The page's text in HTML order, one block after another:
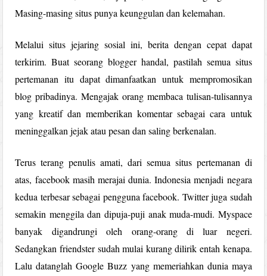
Masing-masing situs punya keunggulan dan kelemahan.
Melalui situs jejaring sosial ini, berita dengan cepat dapat
terkirim. Buat seorang blogger handal, pastilah semua situs
pertemanan itu dapat dimanfaatkan untuk mempromosikan
blog pribadinya. Mengajak orang membaca tulisan-tulisannya
yang kreatif dan memberikan komentar sebagai cara untuk
meninggalkan jejak atau pesan dan saling berkenalan.
Terus terang penulis amati, dari semua situs pertemanan di
atas, facebook masih merajai dunia. Indonesia menjadi negara
kedua terbesar sebagai pengguna facebook. Twitter juga sudah
semakin menggila dan dipuja-puji anak muda-mudi. Myspace
banyak digandrungi oleh orang-orang di luar negeri.
Sedangkan friendster sudah mulai kurang dilirik entah kenapa.
Lalu datanglah Google Buzz yang memeriahkan dunia maya